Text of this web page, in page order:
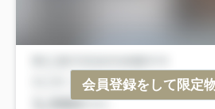
会員登録をして限定